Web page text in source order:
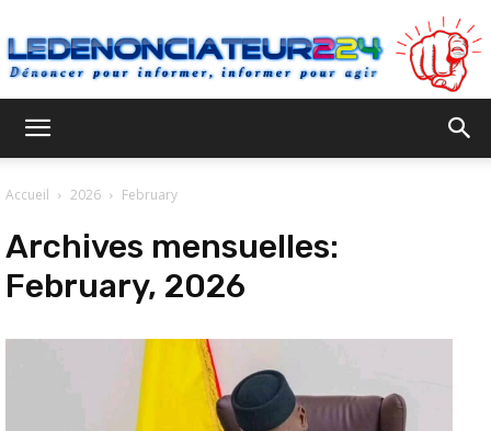
Accueil 2026 February
Archives mensuelles:
February, 2026